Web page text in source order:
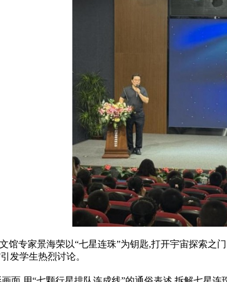
馆专家景海荣以“七星连珠”为钥匙,打开宇宙探索
发学生热烈讨论。